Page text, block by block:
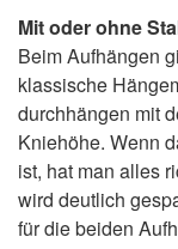
Mit oder ohne
Beim Aufhängen
klassische
durchhängen mit
Kniehöhe. Wenn
ist, hat man alles
wird deutlich
für die beiden